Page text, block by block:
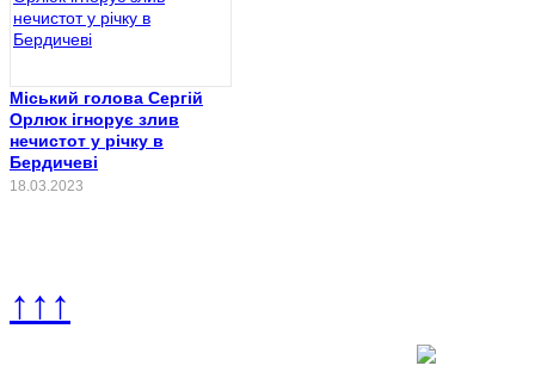
Міський голова Сергій
Орлюк ігнорує злив
нечистот у річку в
Бердичеві
18.03.2023
↑↑↑